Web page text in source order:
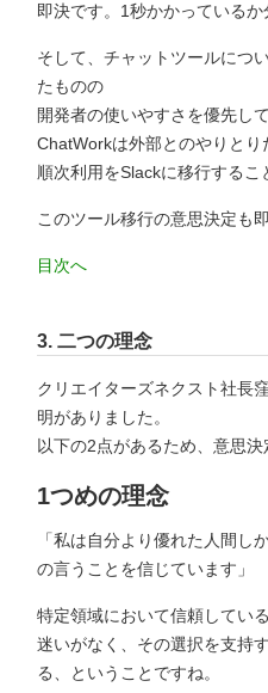
即決です。1秒かかっているか
そして、チャットツールにつ
たものの
開発者の使いやすさを優先し
ChatWorkは外部とのやりとり
順次利用をSlackに移行するこ
このツール移行の意思決定も
目次へ
3.二つの理念
クリエイターズネクスト社長
明がありました。
以下の2点があるため、意思決
1つめの理念
「私は自分より優れた人間し
の言うことを信じています」
特定領域において信頼してい
迷いがなく、その選択を支持
る、ということですね。